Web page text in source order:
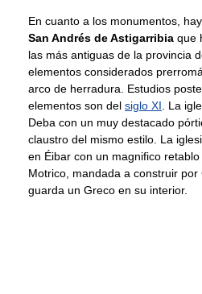
En cuanto a los monumentos,
San Andrés de Astigarribia que
las más antiguas de la provincia
elementos considerados
arco de herradura. Estudios
elementos son del siglo XI. La
Deba con un muy destacado
claustro del mismo estilo. La
en Éibar con un magnifico retablo
Motrico, mandada a construir
guarda un Greco en su interior.